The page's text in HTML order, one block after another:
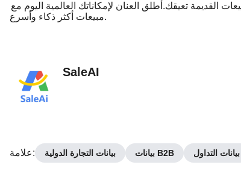
القديمة تعيقك. أطلق العنان لإمكاناتك العالمية اليوم مع SaleAI واكتشف قوة الذكاء الاصطناعي في تحقيق
مبيعات أكثر ذكاء وأسرع.
SaleAI
علامة: بيانات التجارة الدولية بيانات B2B بيانات التداول